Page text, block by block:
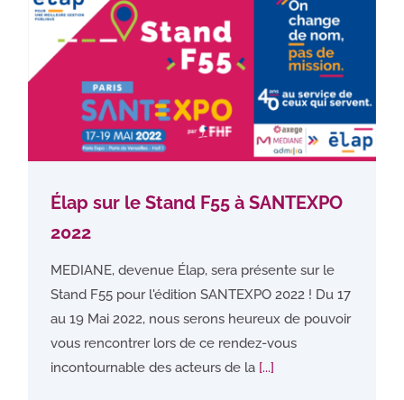
Élap sur le Stand F55 à SANTEXPO
2022
MEDIANE, devenue Élap, sera présente sur le
Stand F55 pour l'édition SANTEXPO 2022 ! Du 17
au 19 Mai 2022, nous serons heureux de pouvoir
vous rencontrer lors de ce rendez-vous
incontournable des acteurs de la [...]